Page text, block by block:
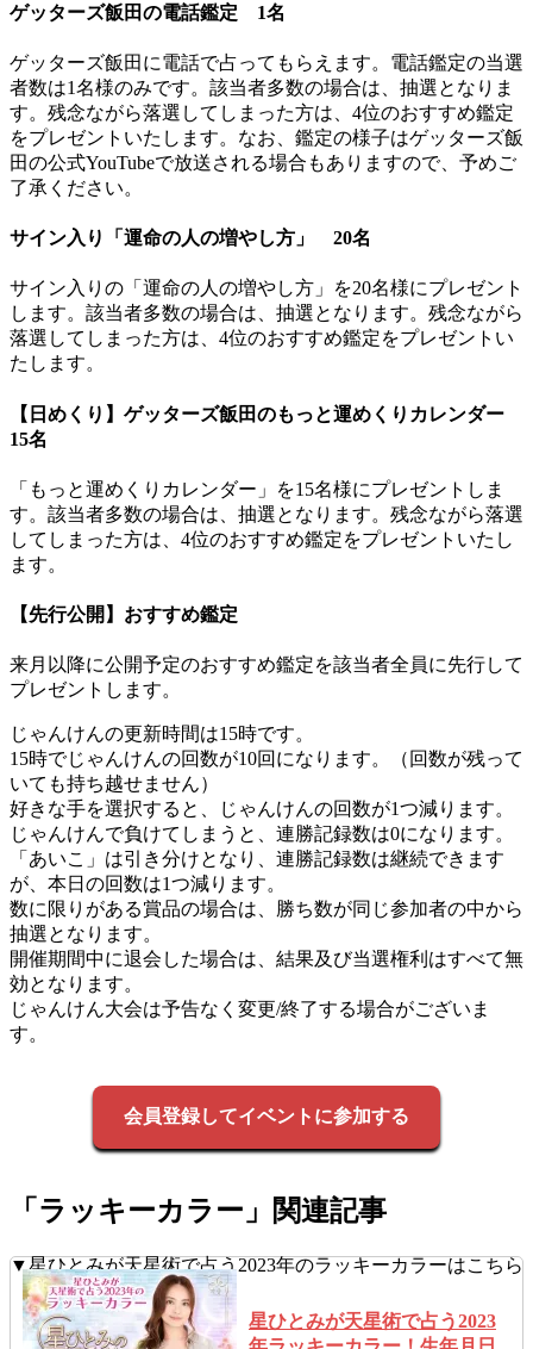
ゲッターズ飯田の電話鑑定 1名
ゲッターズ飯田に電話で占ってもらえます。電話鑑定の当選
者数は1名様のみです。該当者多数の場合は、抽選となりま
す。残念ながら落選してしまった方は、4位のおすすめ鑑定
をプレゼントいたします。なお、鑑定の様子はゲッターズ飯
田の公式YouTubeで放送される場合もありますので、予めご
了承ください。
サイン入り「運命の人の増やし方」 20名
サイン入りの「運命の人の増やし方」を20名様にプレゼント
します。該当者多数の場合は、抽選となります。残念ながら
落選してしまった方は、4位のおすすめ鑑定をプレゼントい
たします。
【日めくり】ゲッターズ飯田のもっと運めくりカレンダー
15名
「もっと運めくりカレンダー」を15名様にプレゼントしま
す。該当者多数の場合は、抽選となります。残念ながら落選
してしまった方は、4位のおすすめ鑑定をプレゼントいたし
ます。
【先行公開】おすすめ鑑定
来月以降に公開予定のおすすめ鑑定を該当者全員に先行して
プレゼントします。
じゃんけんの更新時間は15時です。
15時でじゃんけんの回数が10回になります。（回数が残って
いても持ち越せません）
好きな手を選択すると、じゃんけんの回数が1つ減ります。
じゃんけんで負けてしまうと、連勝記録数は0になります。
「あいこ」は引き分けとなり、連勝記録数は継続できます
が、本日の回数は1つ減ります。
数に限りがある賞品の場合は、勝ち数が同じ参加者の中から
抽選となります。
開催期間中に退会した場合は、結果及び当選権利はすべて無
効となります。
じゃんけん大会は予告なく変更/終了する場合がございま
す。
会員登録してイベントに参加する
「ラッキーカラー」関連記事
▼星ひとみが天星術で占う2023年のラッキーカラーはこちら
星ひとみが天星術で占う2023